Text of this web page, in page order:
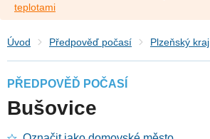
teplotami
Úvod Předpověď počasí Plzeňský kraj
PŘEDPOVĚĎ POČASÍ
Bušovice